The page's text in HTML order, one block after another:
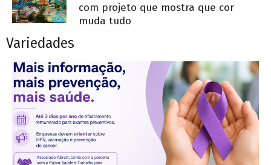
com projeto que mostra que cor
muda tudo
Variedades